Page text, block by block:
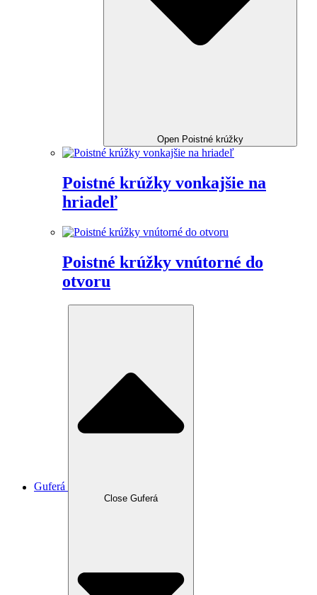
Open Poistné krúžky
Poistné krúžky vonkajšie na
hriadeľ
Poistné krúžky vnútorné do
otvoru
Guferá
Close Guferá